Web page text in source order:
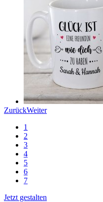
ZurückWeiter
1
2
3
4
5
6
7
Jetzt gestalten